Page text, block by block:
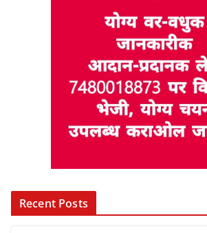
Recent Posts